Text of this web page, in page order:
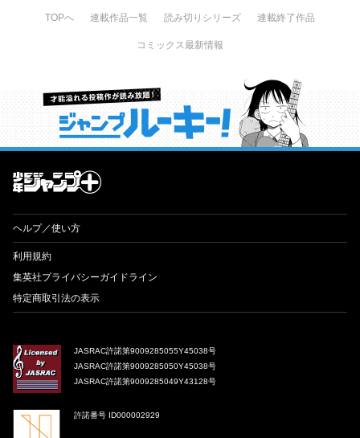
TOPへ 連載作品一覧 読み切りシリーズ 連載終了作品
コミックス最新情報
才能溢れる投稿作が読み放題！ ジャンプルーキー！
ヘルプ／使い方
利用規約
集英社プライバシーガイドライン
特定商取引法の表示
JASRAC許諾第9009285055Y45038号
JASRAC許諾第9009285050Y45038号
JASRAC許諾第9009285049Y43128号
許諾番号 ID000002929